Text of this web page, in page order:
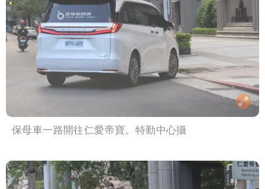
保母車一路開往仁愛帝寶。特勤中心攝